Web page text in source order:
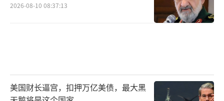
2026-08-10 08:37:13
美国财长逼宫，扣押万亿美债，最大黑